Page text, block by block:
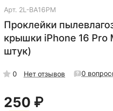
Арт. 2L-BA16PM
Проклейки
крышки iPhone 16 Pro
штук)
0 Нет отзывов 0
250 ₽